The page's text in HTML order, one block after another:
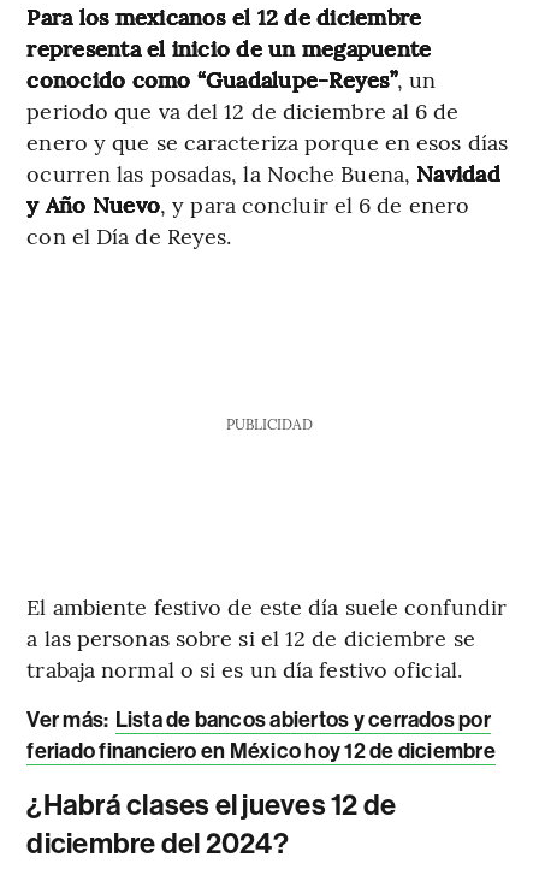
Para los mexicanos el 12 de diciembre
representa el inicio de un megapuente
conocido como “Guadalupe-Reyes”, un
periodo que va del 12 de diciembre al 6 de
enero y que se caracteriza porque en esos días
ocurren las posadas, la Noche Buena, Navidad
y Año Nuevo, y para concluir el 6 de enero
con el Día de Reyes.
PUBLICIDAD
El ambiente festivo de este día suele confundir
a las personas sobre si el 12 de diciembre se
trabaja normal o si es un día festivo oficial.
Ver más: Lista de bancos abiertos y cerrados por
feriado financiero en México hoy 12 de diciembre
¿Habrá clases el jueves 12 de
diciembre del 2024?